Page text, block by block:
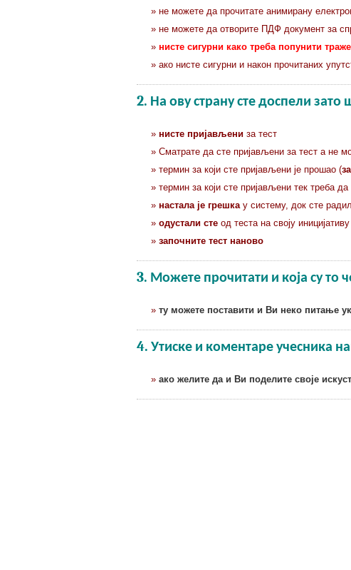
» не можете да прочитате анимирану
» не можете да отворите ПДФ документ за
» нисте сигурни како треба попунити
» ако нисте сигурни и након прочитаних
2. На ову страну сте доспели зато
» нисте пријављени за тест
» Сматрате да сте пријављени за тест а не
» термин за који сте пријављени је прошао (
» термин за који сте пријављени тек треба
» настала је грешкау систему, док сте
» одустали сте од теста на своју иницијативу
» започните тест наново
3. Можете прочитати и која су то
» ту можете поставити и Ви неко питање
4. Утиске и коментаре учесника
» ако желите да и Ви поделите своје